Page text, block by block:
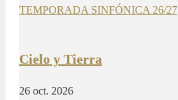
TEMPORADA SINFÓNICA 26/27
Cielo y Tierra
26 oct. 2026